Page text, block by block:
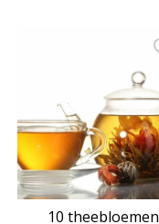
10 theebloemen